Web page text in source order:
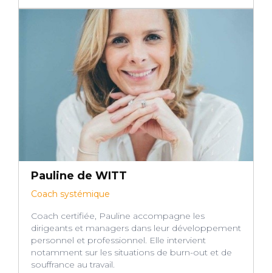
Pauline de WITT
Coach systémique
Coach certifiée, Pauline accompagne les
dirigeants et managers dans leur développement
personnel et professionnel. Elle intervient
notamment sur les situations de burn-out et de
souffrance au travail.